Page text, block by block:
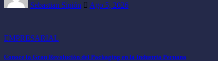
Sebastian Sipión Ago 5, 2026
EMPRESARIAL
Conoce la Gran Revolución del Packaging en la Industria Peruana